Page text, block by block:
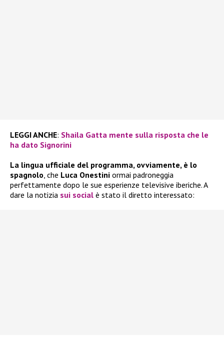
LEGGI ANCHE: Shaila Gatta mente sulla risposta che le
ha dato Signorini
La lingua ufficiale del programma, ovviamente, è lo
spagnolo , che Luca Onestini ormai padroneggia
perfettamente dopo le sue esperienze televisive iberiche. A
dare la notizia sui social è stato il diretto interessato: